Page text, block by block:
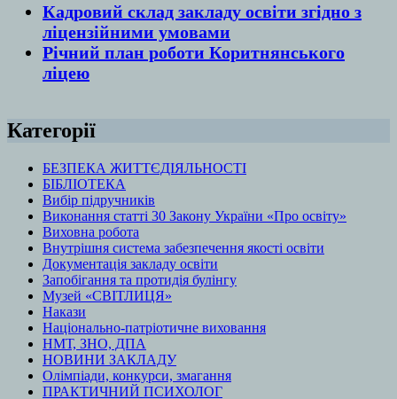
Кадровий склад закладу освіти згідно з
ліцензійними умовами
Річний план роботи Коритнянського
ліцею
Категорії
БЕЗПЕКА ЖИТТЄДІЯЛЬНОСТІ
БІБЛІОТЕКА
Вибір підручників
Виконання статті 30 Закону України «Про освіту»
Виховна робота
Внутрішня система забезпечення якості освіти
Документація закладу освіти
Запобігання та протидія булінгу
Музей «СВІТЛИЦЯ»
Накази
Національно-патріотичне виховання
НМТ, ЗНО, ДПА
НОВИНИ ЗАКЛАДУ
Олімпіади, конкурси, змагання
ПРАКТИЧНИЙ ПСИХОЛОГ